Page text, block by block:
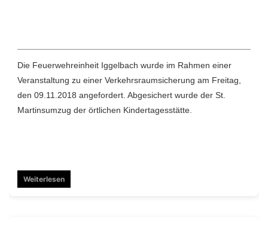
Die Feuerwehreinheit Iggelbach wurde im Rahmen einer
Veranstaltung zu einer Verkehrsraumsicherung am Freitag,
den 09.11.2018 angefordert. Abgesichert wurde der St.
Martinsumzug der örtlichen Kindertagesstätte.
Weiterlesen